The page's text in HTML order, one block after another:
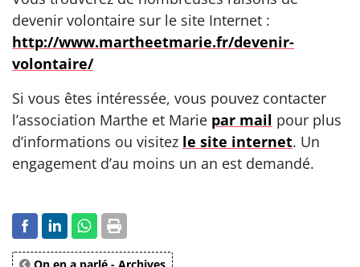
devenir volontaire sur le site Internet :
http://www.martheetmarie.fr/devenir-
volontaire/
Si vous êtes intéressée, vous pouvez contacter
l’association Marthe et Marie par mail pour plus
d’informations ou visitez le site internet. Un
engagement d’au moins un an est demandé.